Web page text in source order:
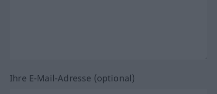
Ihre E-Mail-Adresse (optional)